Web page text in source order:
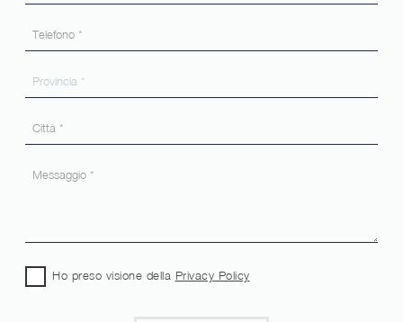
Ho preso visione della Privacy Policy